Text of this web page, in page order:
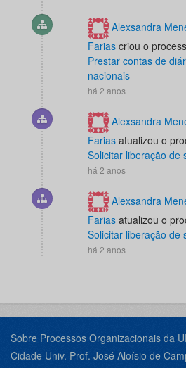
Alexsandra
Farias criou o
Prestar contas de
nacionais
há 2 anos
Alexsandra
Farias atualizou o
Solicitar liberação de
há 2 anos
Alexsandra
Farias atualizou o
Solicitar liberação de
há 2 anos
Sobre Processos Organizacionais da
Cidade Univ. Prof. José Aloísio de